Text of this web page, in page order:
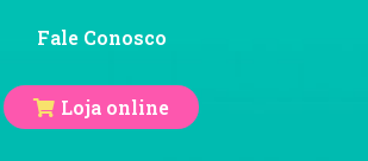
Fale Conosco
Loja online